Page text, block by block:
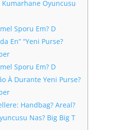
Kumarhane Oyuncusu
Sporu Em? D
En” “Yeni Purse?
Sporu Em? D
À Durante Yeni Purse?
Handbag? Areal?
Nas? Big Big T